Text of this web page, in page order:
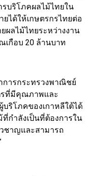
บริโภคผลไม้ไทยใน
ยได้ให้เกษตรกรไทยต่อ
ผลไม้ไทยระหว่างงาน
เกือบ 20 ล้านบาท
ารกระทรวงพาณิชย์
รที่มีคุณภาพและ
ริโภคของเกาหลีใต้ได้
กำลังเป็นที่ต้องการใน
ชาญและสามารถ